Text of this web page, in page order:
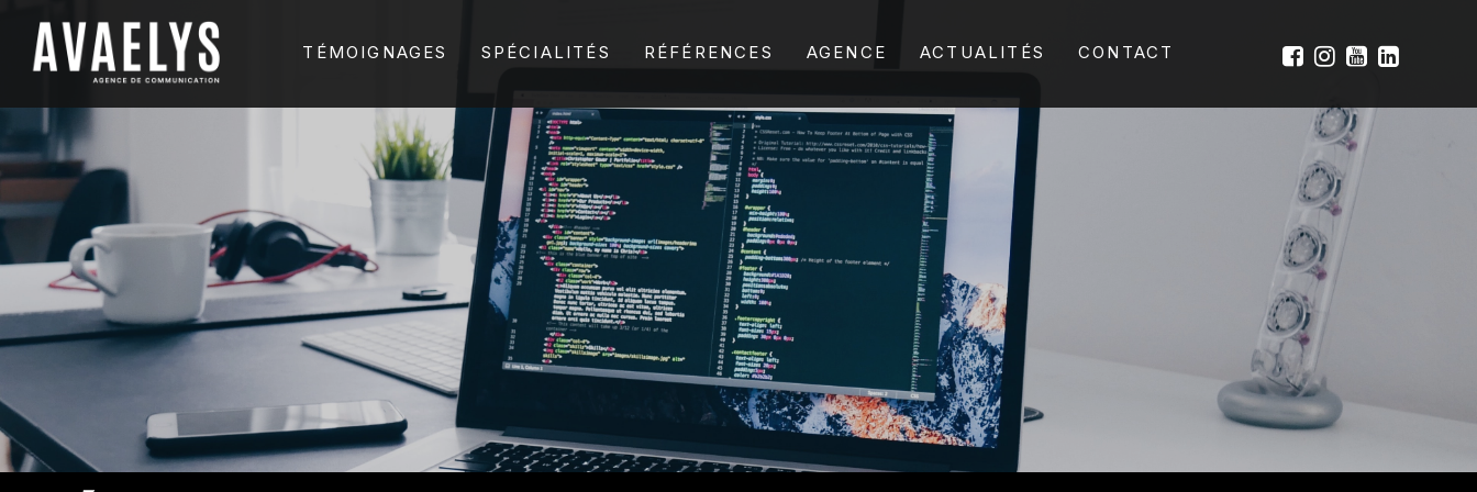
TÉMOIGNAGES SPÉCIALITÉS RÉFÉRENCES AGENCE ACTUALITÉS CONTACT